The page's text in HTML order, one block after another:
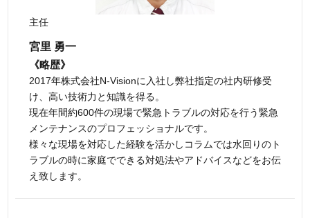
主任
宮里 勇一
《略歴》
2017年株式会社N-Visionに入社し弊社指定の社内研修受
け、高い技術力と知識を得る。
現在年間約600件の現場で緊急トラブルの対応を行う緊急
メンテナンスのプロフェッショナルです。
様々な現場を対応した経験を活かしコラムでは水回りのト
ラブルの時に家庭でできる対処法やアドバイスなどをお伝
え致します。